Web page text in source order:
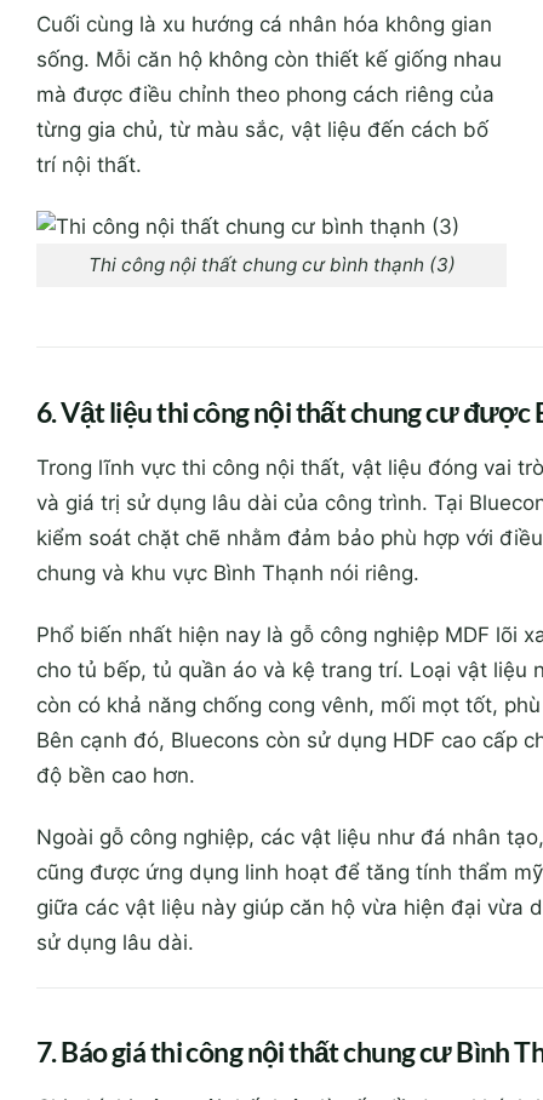
Cuối cùng là xu hướng cá nhân hóa không gian
sống. Mỗi căn hộ không còn thiết kế giống nhau
mà được điều chỉnh theo phong cách riêng của
từng gia chủ, từ màu sắc, vật liệu đến cách bố
trí nội thất.
Thi công nội thất chung cư bình thạnh (3)
6. Vật liệu thi công nội thất chung cư được
Trong lĩnh vực thi công nội thất, vật liệu đóng vai
và giá trị sử dụng lâu dài của công trình. Tại
kiểm soát chặt chẽ nhằm đảm bảo phù hợp với
chung và khu vực Bình Thạnh nói riêng.
Phổ biến nhất hiện nay là gỗ công nghiệp MDF lõi
cho tủ bếp, tủ quần áo và kệ trang trí. Loại vật liệu
còn có khả năng chống cong vênh, mối mọt tốt,
Bên cạnh đó, Bluecons còn sử dụng HDF cao cấp
độ bền cao hơn.
Ngoài gỗ công nghiệp, các vật liệu như đá nhân
cũng được ứng dụng linh hoạt để tăng tính thẩm
giữa các vật liệu này giúp căn hộ vừa hiện đại vừa
sử dụng lâu dài.
7. Báo giá thi công nội thất chung cư Bình